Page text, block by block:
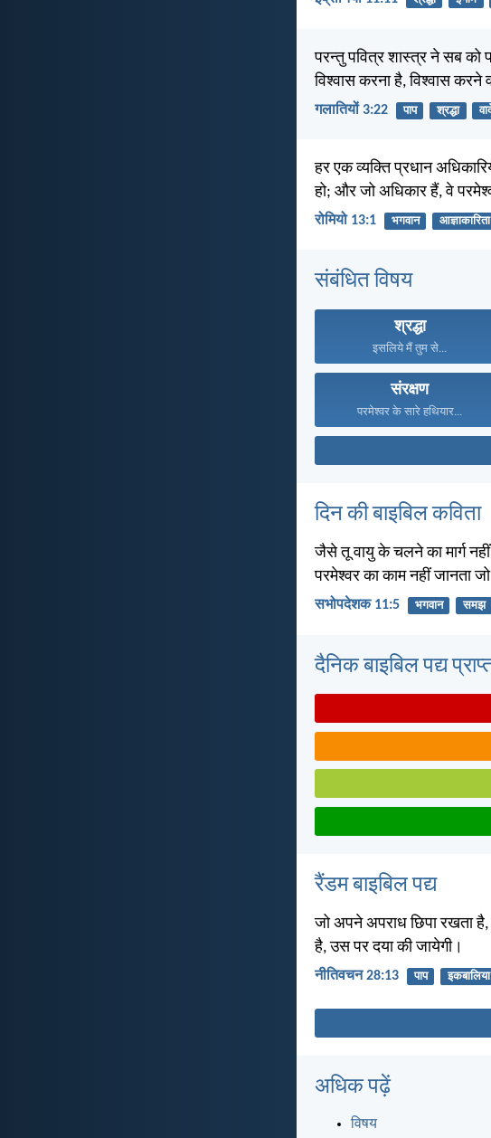
परन्तु पवित्र शास्त्र ने सब को
विश्वास करना है, विश्वास करने
गलातियों 3:22 पाप श्रद्धा
हर एक व्यक्ति प्रधान
हो; और जो अधिकार हैं, वे
रोमियो 13:1 भगवान आज्ञाकारिता
संबंधित विषय
श्रद्धा
इसलिये मैं तुम से...
संरक्षण
परमेश्वर के सारे हथियार...
दिन की बाइबिल कविता
जैसे तू वायु के चलने का मार्ग
परमेश्वर का काम नहीं जानता
सभोपदेशक 11:5 भगवान समझ
दैनिक बाइबिल पद्य
रैंडम बाइबिल पद्य
जो अपने अपराध छिपा रखता
है, उस पर दया की जायेगी।
नीतिवचन 28:13 पाप
अधिक पढ़ें
विषय